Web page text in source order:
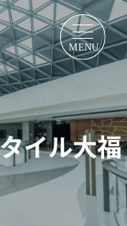
イル大福